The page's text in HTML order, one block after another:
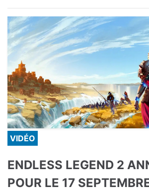
VIDÉO
ENDLESS LEGEND 2
POUR LE 17